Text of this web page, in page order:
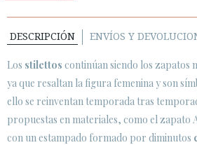
   
ÁREA DE CLIENTES
SECURE WEB SSL CERTIFICATE
DESCRIPCIÓN ENVÍOS Y
Los stilettos continúan siendo los zapatos
ya que resaltan la figura femenina y son
ello se reinventan temporada tras
propuestas en materiales, como el zapato
con un estampado formado por diminutos